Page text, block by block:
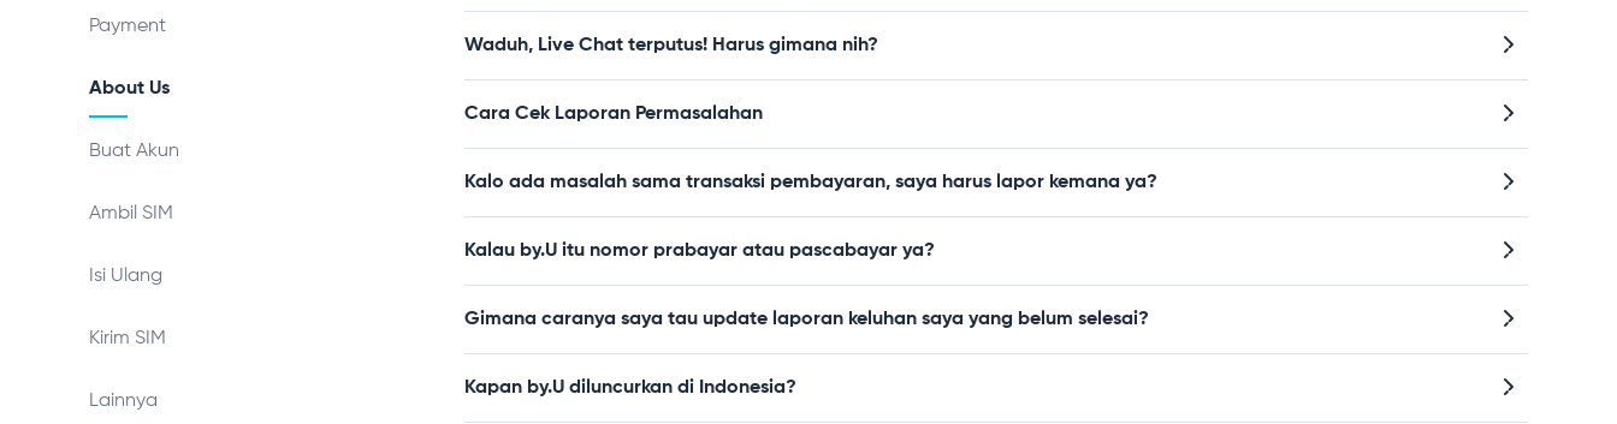
Payment
About Us
Buat Akun
Ambil SIM
Isi Ulang
Kirim SIM
Lainnya
Waduh, Live Chat terputus! Harus gimana nih?
Cara Cek Laporan Permasalahan
Kalo ada masalah sama transaksi pembayaran, saya harus lapor kemana ya?
Kalau by.U itu nomor prabayar atau pascabayar ya?
Gimana caranya saya tau update laporan keluhan saya yang belum selesai?
Kapan by.U diluncurkan di Indonesia?